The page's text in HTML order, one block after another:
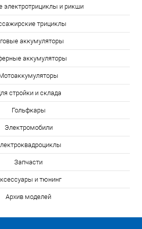
электротрициклы и рикши
трициклы
аккумуляторы
аккумуляторы
стройки и склада
Гольфкары
Электромобили
Запчасти
и тюнинг
Архив моделей